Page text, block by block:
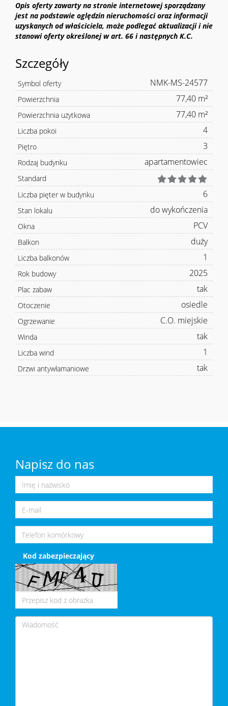
Opis oferty zawarty na stronie internetowej sporządzany
jest na podstawie oględzin nieruchomości oraz informacji
uzyskanych od właściciela, może podlegać aktualizacji i nie
stanowi oferty określonej w art. 66 i następnych K.C.
Szczegóły
Symbol oferty NMK-MS-24577
Powierzchnia 77,40 m²
Powierzchnia użytkowa 77,40 m²
Liczba pokoi 4
Piętro 3
Rodzaj budynku apartamentowiec
Standard
Liczba pięter w budynku
6
Stan lokalu do wykończenia
Okna PCV
Balkon duży
Liczba balkonów 1
Rok budowy 2025
Plac zabaw tak
Otoczenie osiedle
Ogrzewanie C.O. miejskie
Winda tak
Liczba wind 1
Drzwi antywłamaniowe tak
Napisz do nas
Kod zabezpieczający